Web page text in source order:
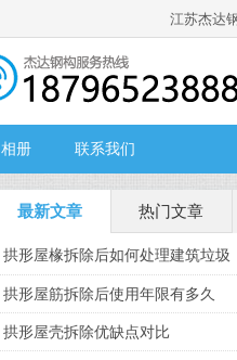
江苏杰达
相册 联系我们
最新文章 热门文章
拱形屋椽拆除后如何处理建筑垃圾
拱形屋筋拆除后使用年限有多久
拱形屋壳拆除优缺点对比